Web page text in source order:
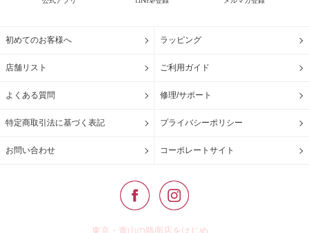
初めてのお客様へ ラッピング
店舗リスト ご利用ガイド
よくある質問 修理/サポート
特定商取引法に基づく表記 プライバシーポリシー
お問い合わせ コーポレートサイト
東京・青山の路面店をはじめ、